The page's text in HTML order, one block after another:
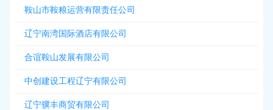
鞍山市鞍粮运营有限责任公司
辽宁南湾国际酒店有限公司
合谊鞍山发展有限公司
中创建设工程辽宁有限公司
辽宁骥丰商贸有限公司